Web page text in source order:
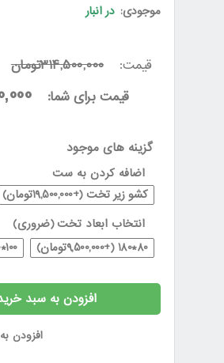
موجودی: در انبار
قیمت: 314,500,000تومان
قیمت برای شما:
گزینه های موجود
اضافه کردن به ست
کشو زیر تخت (+19,500,000تومان)
انتخاب ابعاد تخت(ضروری)
80*180 (+9,500,000تومان)
100*180 (+18,500,000تومان)
افزودن به سبد
افزودن